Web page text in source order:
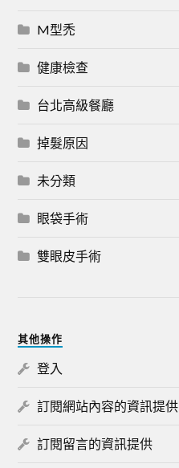
M型禿
健康檢查
台北高級餐廳
掉髮原因
未分類
眼袋手術
雙眼皮手術
其他操作
登入
訂閱網站內容的資訊提供
訂閱留言的資訊提供